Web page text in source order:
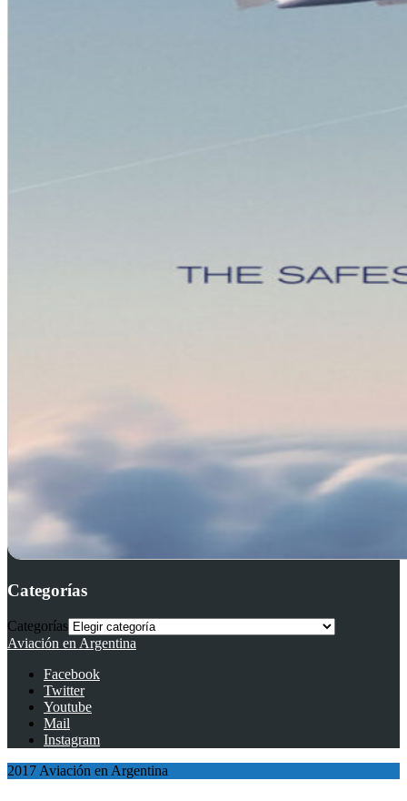
Categorías
Categorías
Aviación en Argentina
Facebook
Twitter
Youtube
Mail
Instagram
2017 Aviación en Argentina